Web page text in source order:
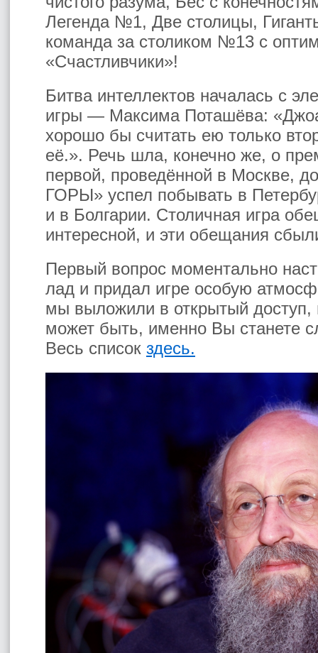
Легенда №1, Две столицы,
команда за столиком №13 с
«Счастливчики»!
Битва интеллектов началась с
игры — Максима Поташёва:
хорошо бы считать ею только
её.». Речь шла, конечно же, о
первой, проведённой в Москве,
ГОРЫ» успел побывать в
и в Болгарии. Столичная игра
интересной, и эти обещания
Первый вопрос моментально
лад и придал игре особую
мы выложили в открытый доступ,
может быть, именно Вы
Весь список здесь.